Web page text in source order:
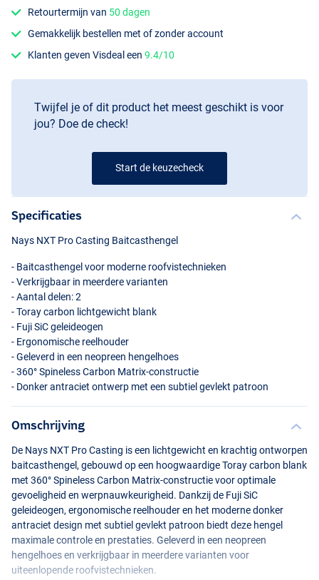
Retourtermijn van 50 dagen
Gemakkelijk bestellen met of zonder account
Klanten geven Visdeal een9.4/10
Twijfel je of dit product het meest geschikt is voor
jou? Doe de check!
Start de keuzecheck
Specificaties
Nays NXT Pro Casting Baitcasthengel
- Baitcasthengel voor moderne roofvistechnieken
- Verkrijgbaar in meerdere varianten
- Aantal delen: 2
- Toray carbon lichtgewicht blank
- Fuji SiC geleideogen
- Ergonomische reelhouder
- Geleverd in een neopreen hengelhoes
- 360° Spineless Carbon Matrix-constructie
- Donker antraciet ontwerp met een subtiel gevlekt patroon
Omschrijving
De Nays NXT Pro Casting is een lichtgewicht en krachtig ontworpen
baitcasthengel, gebouwd op een hoogwaardige Toray carbon blank
met 360° Spineless Carbon Matrix-constructie voor optimale
gevoeligheid en werpnauwkeurigheid. Dankzij de Fuji SiC
geleideogen, ergonomische reelhouder en het moderne donker
antraciet design met subtiel gevlekt patroon biedt deze hengel
maximale controle en prestaties. Geleverd in een neopreen
hengelhoes en verkrijgbaar in meerdere varianten voor
uiteenlopende roofvistechnieken.